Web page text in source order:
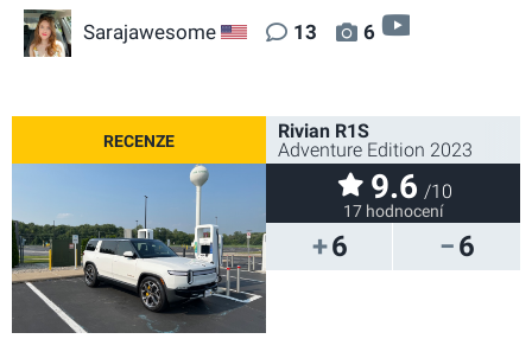
Sarajawesome US 13 6
6 6
Rivian R1S
Adventure Edition 2023
9.6 /10
17 hodnocení